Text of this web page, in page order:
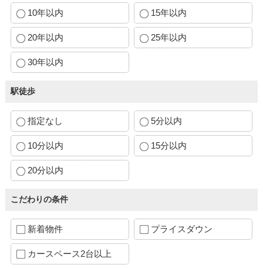
10年以内 15年以内
20年以内 25年以内
30年以内
駅徒歩
指定なし 5分以内
10分以内 15分以内
20分以内
こだわりの条件
新着物件 プライスダウン
カースペース2台以上